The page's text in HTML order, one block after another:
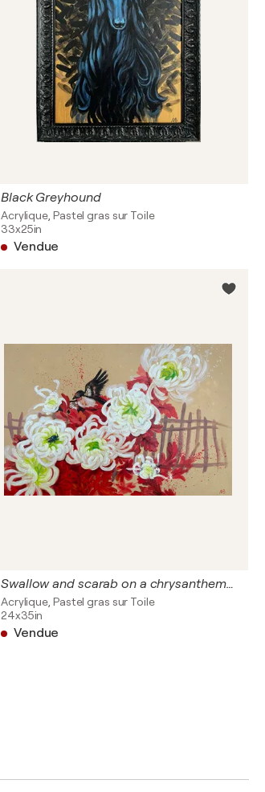
Black Greyhound
Acrylique, Pastel gras sur Toile
33x25in
Vendue
Swallow and scarab on a chrysanthemum bush
Acrylique, Pastel gras sur Toile
24x35in
Vendue